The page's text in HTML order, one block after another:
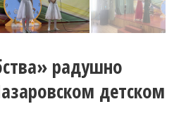
радушно
детском